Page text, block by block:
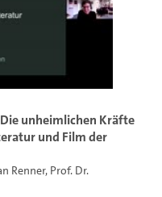
unheimlichen Kräfte
und Film der
Renner, Prof. Dr.